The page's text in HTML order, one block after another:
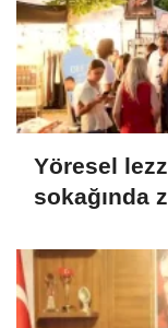
Yöresel
sokağında